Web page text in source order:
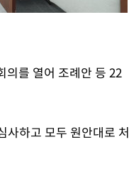
의를 열어 조례안 등 22
사하고 모두 원안대로 처